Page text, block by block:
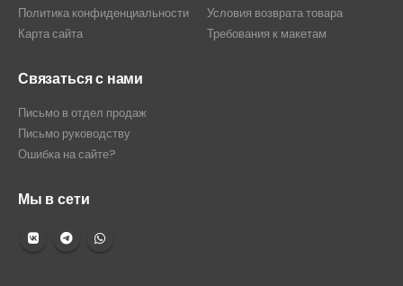
Политика конфиденциальности
Карта сайта
Условия возврата товара
Требования к макетам
Связаться с нами
Письмо в отдел продаж
Письмо руководству
Ошибка на сайте?
Мы в сети